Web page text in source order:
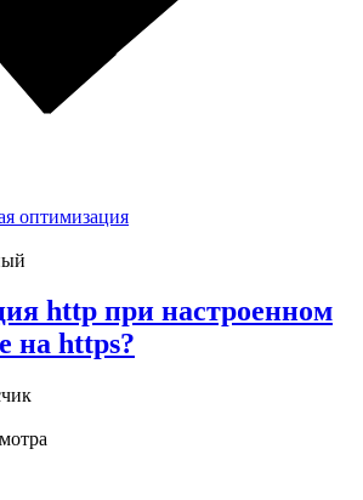
оптимизация
http при настроенном
на https?